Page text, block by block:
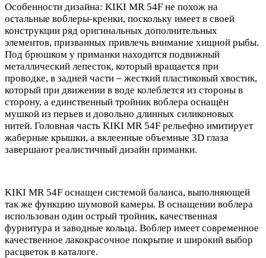
Особенности дизайна: KIKI MR 54F не похож на
остальные воблеры-кренки, поскольку имеет в своей
конструкции ряд оригинальных дополнительных
элементов, призванных привлечь внимание хищной рыбы.
Под брюшком у приманки находится подвижный
металлический лепесток, который вращается при
проводке, в задней части – жесткий пластиковый хвостик,
который при движении в воде колеблется из стороны в
сторону, а единственный тройник воблера оснащён
мушкой из перьев и довольно длинных силиконовых
нитей. Головная часть KIKI MR 54F рельефно имитирует
жаберные крышки, а вклеенные объемные 3D глаза
завершают реалистичный дизайн приманки.
KIKI MR 54F оснащен системой баланса, выполняющей
так же функцию шумовой камеры. В оснащении воблера
использован один острый тройник, качественная
фурнитура и заводные кольца. Воблер имеет современное
качественное лакокрасочное покрытие и широкий выбор
расцветок в каталоге.